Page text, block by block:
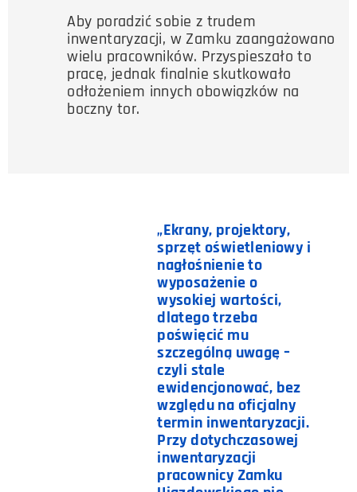
Aby poradzić sobie z trudem
inwentaryzacji, w Zamku zaangażowano
wielu pracowników. Przyspieszało to
pracę, jednak finalnie skutkowało
odłożeniem innych obowiązków na
boczny tor.
„Ekrany, projektory,
sprzęt oświetleniowy i
nagłośnienie to
wyposażenie o
wysokiej wartości,
dlatego trzeba
poświęcić mu
szczególną uwagę –
czyli stale
ewidencjonować, bez
względu na oficjalny
termin inwentaryzacji.
Przy dotychczasowej
inwentaryzacji
pracownicy Zamku